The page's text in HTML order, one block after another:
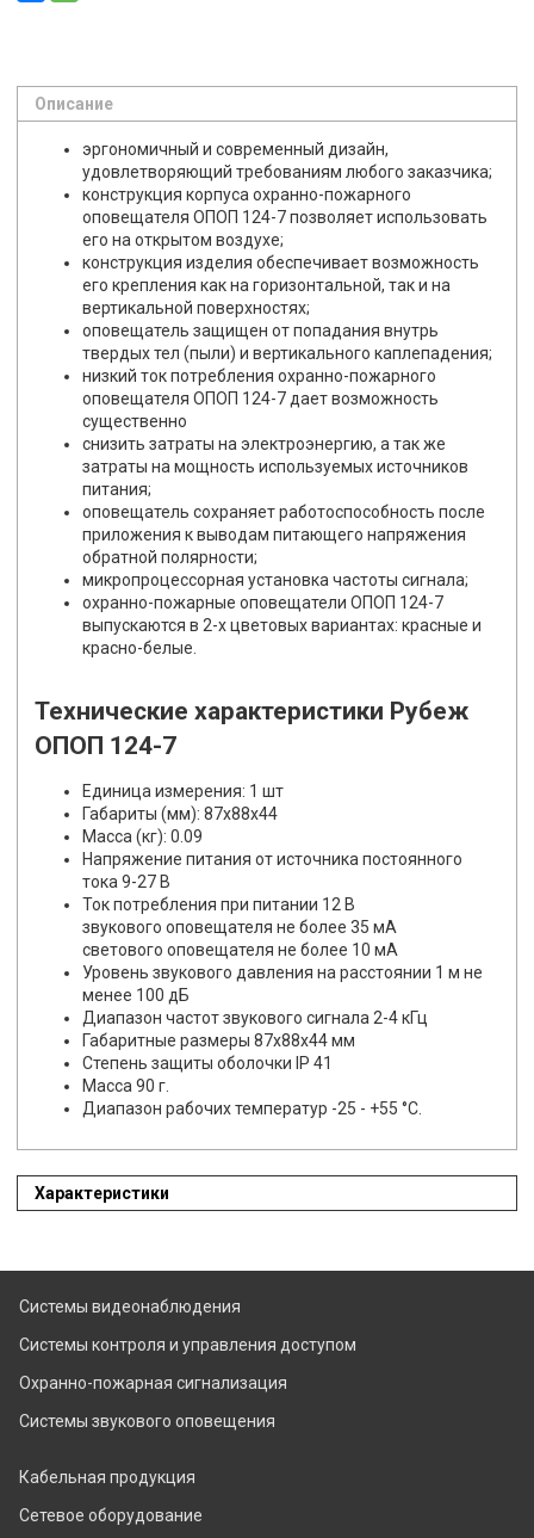
Описание
эргономичный и современный дизайн,
удовлетворяющий требованиям любого заказчика;
конструкция корпуса охранно-пожарного
оповещателя ОПОП 124-7 позволяет использовать
его на открытом воздухе;
конструкция изделия обеспечивает возможность
его крепления как на горизонтальной, так и на
вертикальной поверхностях;
оповещатель защищен от попадания внутрь
твердых тел (пыли) и вертикального каплепадения;
низкий ток потребления охранно-пожарного
оповещателя ОПОП 124-7 дает возможность
существенно
снизить затраты на электроэнергию, а так же
затраты на мощность используемых источников
питания;
оповещатель сохраняет работоспособность после
приложения к выводам питающего напряжения
обратной полярности;
микропроцессорная установка частоты сигнала;
охранно-пожарные оповещатели ОПОП 124-7
выпускаются в 2-х цветовых вариантах: красные и
красно-белые.
Технические характеристики Рубеж
ОПОП 124-7
Единица измерения: 1 шт
Габариты (мм): 87x88x44
Масса (кг): 0.09
Напряжение питания от источника постоянного
тока 9-27 В
Ток потребления при питании 12 В
звукового оповещателя не более 35 мА
светового оповещателя не более 10 мА
Уровень звукового давления на расстоянии 1 м не
менее 100 дБ
Диапазон частот звукового сигнала 2-4 кГц
Габаритные размеры 87x88х44 мм
Степень защиты оболочки IP 41
Масса 90 г.
Диапазон рабочих температур -25 - +55 °С.
Характеристики
Системы видеонаблюдения
Системы контроля и управления доступом
Охранно-пожарная сигнализация
Системы звукового оповещения
Кабельная продукция
Сетевое оборудование